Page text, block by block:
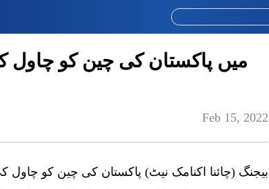
Feb 15, 2022